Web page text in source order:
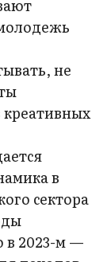
не
креативных
в
сектора
в 2023-м —